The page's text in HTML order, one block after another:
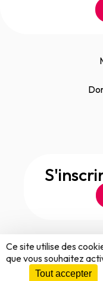
Ce site utilise des
que vous souhaitez
Tout accepter